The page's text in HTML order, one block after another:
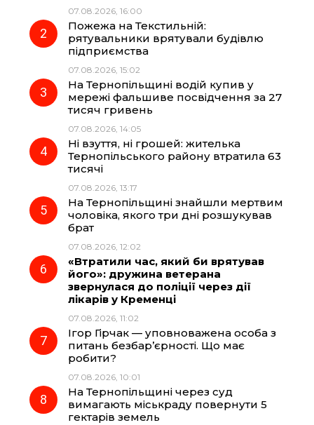
o
k
r
a
m
A
07.08.2026, 16:00
Пожежа на Текстильній:
рятувальники врятували будівлю
підприємства
07.08.2026, 15:02
На Тернопільщині водій купив у
мережі фальшиве посвідчення за 27
тисяч гривень
07.08.2026, 14:05
Ні взуття, ні грошей: жителька
Тернопільського району втратила 63
тисячі
07.08.2026, 13:17
На Тернопільщині знайшли мертвим
чоловіка, якого три дні розшукував
брат
07.08.2026, 12:02
«Втратили час, який би врятував
його»: дружина ветерана
звернулася до поліції через дії
лікарів у Кременці
07.08.2026, 11:02
Ігор Гірчак — уповноважена особа з
питань безбар’єрності. Що має
робити?
07.08.2026, 10:01
На Тернопільщині через суд
вимагають міськраду повернути 5
гектарів земель